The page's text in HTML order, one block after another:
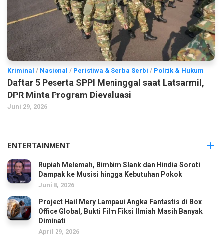
Kriminal / Nasional / Peristiwa & Serba Serbi / Politik & Hukum
Daftar 5 Peserta SPPI Meninggal saat Latsarmil,
DPR Minta Program Dievaluasi
Juni 29, 2026
ENTERTAINMENT
Rupiah Melemah, Bimbim Slank dan Hindia Soroti
Dampak ke Musisi hingga Kebutuhan Pokok
Juni 8, 2026
Project Hail Mery Lampaui Angka Fantastis di Box
Office Global, Bukti Film Fiksi Ilmiah Masih Banyak
Diminati
April 29, 2026